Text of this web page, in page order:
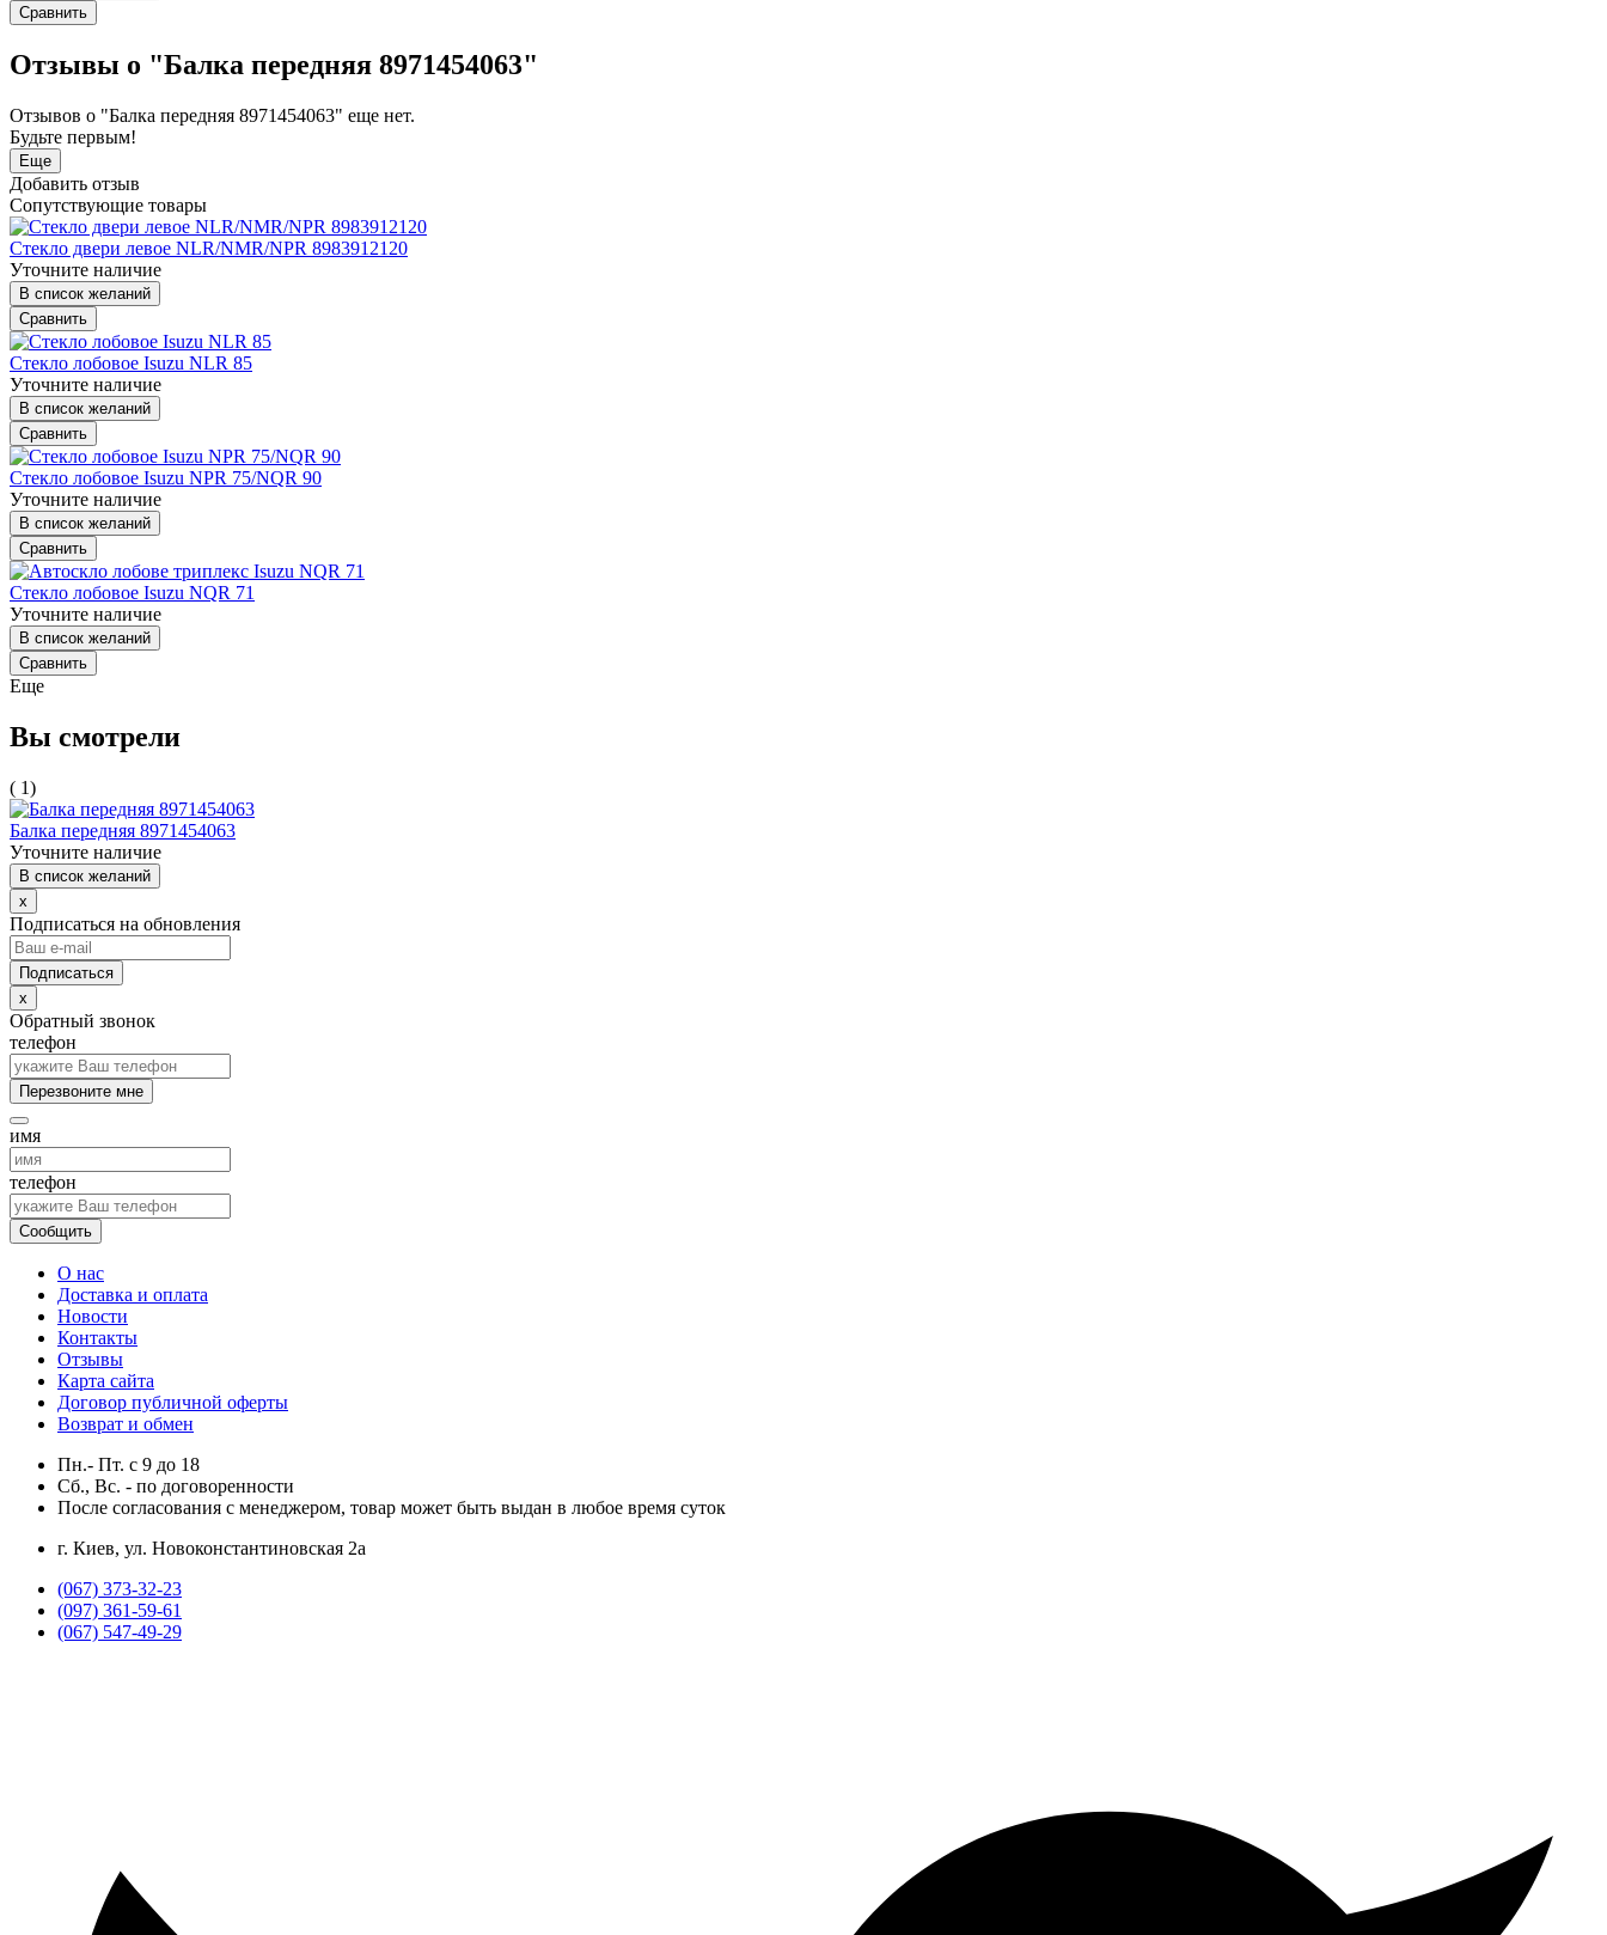
Сравнить
Отзывы о "Балка передняя 8971454063"
Отзывов о "Балка передняя 8971454063" еще нет.
Будьте первым!
Еще
Добавить отзыв
Сопутствующие товары
Стекло двери левое NLR/NMR/NPR 8983912120
Уточните наличие
В список желаний
Сравнить
Стекло лобовое Isuzu NLR 85
Уточните наличие
В список желаний
Сравнить
Стекло лобовое Isuzu NPR 75/NQR 90
Уточните наличие
В список желаний
Сравнить
Стекло лобовое Isuzu NQR 71
Уточните наличие
В список желаний
Сравнить
Еще
Вы смотрели
( 1)
Балка передняя 8971454063
Уточните наличие
В список желаний
x
Подписаться на обновления
x
Обратный звонок
телефон
Перезвоните мне
имя
телефон
Сообщить
О нас
Доставка и оплата
Новости
Контакты
Отзывы
Карта сайта
Договор публичной оферты
Возврат и обмен
Пн.- Пт. с 9 до 18
Сб., Вс. - по договоренности
После согласования с менеджером, товар может быть выдан в любое время суток
г. Киев, ул. Новоконстантиновская 2а
(067) 373-32-23
(097) 361-59-61
(067) 547-49-29